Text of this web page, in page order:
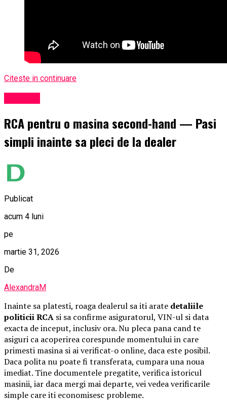
Citeste in continuare
RCA pentru o masina second-hand — Pasi
simpli inainte sa pleci de la dealer
Publicat
acum 4 luni
pe
martie 31, 2026
De
AlexandraM
Inainte sa platesti, roaga dealerul sa iti arate detaliile
politicii RCA si sa confirme asiguratorul, VIN-ul si data
exacta de inceput, inclusiv ora. Nu pleca pana cand te
asiguri ca acoperirea corespunde momentului in care
primesti masina si ai verificat-o online, daca este posibil.
Daca polita nu poate fi transferata, cumpara una noua
imediat. Tine documentele pregatite, verifica istoricul
masinii, iar daca mergi mai departe, vei vedea verificarile
simple care iti economisesc probleme.